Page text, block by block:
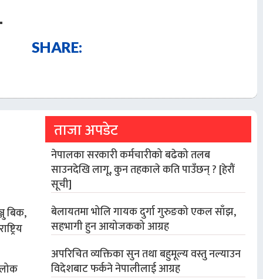
SHARE:
बिक,
ताजा अपडेट
नेपालका सरकारी कर्मचारीको बढेको तलब
साउनदेखि लागू, कुन तहकाले कति पाउँछन् ? [हेरौं
सूची]
बेलायतमा भोलि गायक दुर्गा गुरुङको एकल साँझ,
सहभागी हुन आयोजकको आग्रह
अपरिचित व्यक्तिका सुन तथा बहुमूल्य वस्तु नल्याउन
विदेशबाट फर्कने नेपालीलाई आग्रह